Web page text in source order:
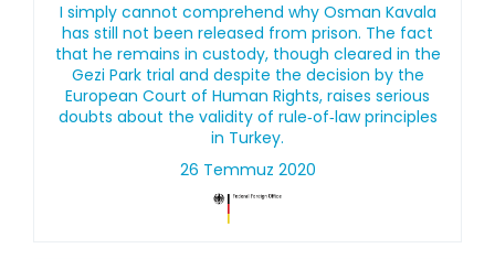
I simply cannot comprehend why Osman Kavala
has still not been released from prison. The fact
that he remains in custody, though cleared in the
Gezi Park trial and despite the decision by the
European Court of Human Rights, raises serious
doubts about the validity of rule‑of‑law principles
in Turkey.
26 Temmuz 2020